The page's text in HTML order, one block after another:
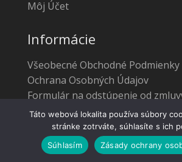
Môj Účet
Informácie
Všeobecné Obchodné Podmienky
Ochrana Osobných Údajov
Formulár na odstúpenie od
© 2022 | Beží na Web4.sk
Táto webová lokalita používa súbory
stránke zotrváte, súhlasíte s ich
Súhlasím
Zásady ochrany